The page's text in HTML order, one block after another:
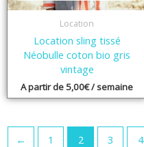
Location
Location sling tissé
Néobulle coton bio gris
vintage
A partir de5,00€/ semaine
← 1 2 3 4